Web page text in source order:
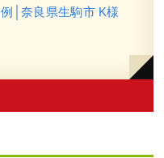
例│奈良県生駒市 K様